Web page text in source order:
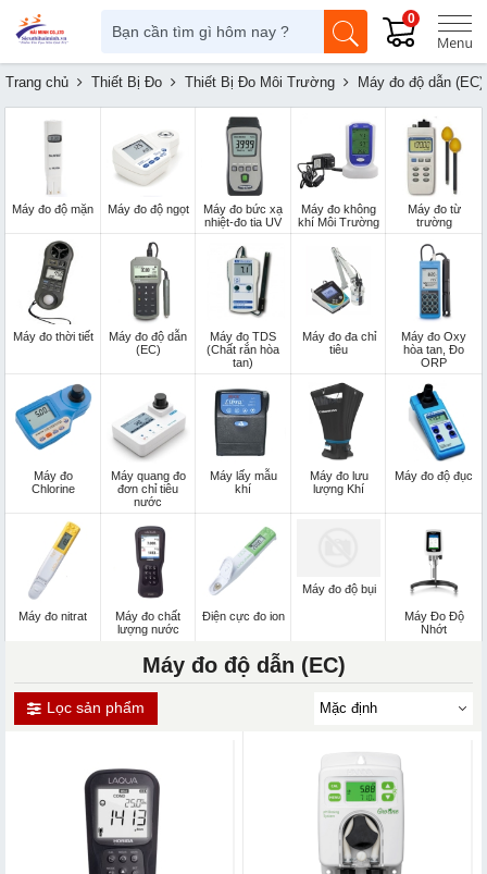
0
Trang chủ Thiết Bị Đo Thiết Bị Đo Môi Trường Máy đo độ dẫn (EC)
Máy đo độ mặn Máy đo độ ngọt
Máy đo bức xạ
nhiệt-đo tia UV
Máy đo không
khí Môi Trường
Máy đo từ
trường
Máy đo thời tiết
Máy đo độ dẫn
(EC)
Máy đo TDS
(Chất rắn hòa
tan)
Máy đo đa chỉ
tiêu
Máy đo Oxy
hòa tan, Đo
ORP
Máy đo
Chlorine
Máy quang đo
đơn chỉ tiêu
nước
Máy lấy mẫu
khí
Máy đo lưu
lượng Khí
Máy đo độ đục
Máy đo nitrat
Máy đo chất
lượng nước
Điện cực đo ion
Máy đo độ bụi
Máy Đo Độ
Nhớt
Máy đo độ dẫn (EC)
Lọc sản phẩm